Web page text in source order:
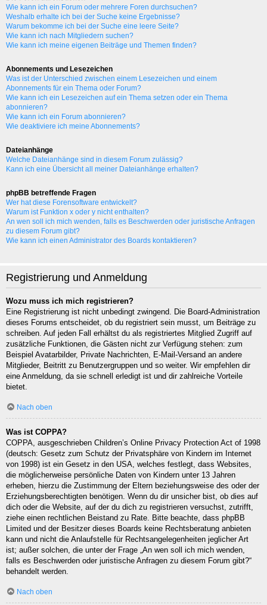
Wie kann ich ein Forum oder mehrere Foren durchsuchen?
Weshalb erhalte ich bei der Suche keine Ergebnisse?
Warum bekomme ich bei der Suche eine leere Seite?
Wie kann ich nach Mitgliedern suchen?
Wie kann ich meine eigenen Beiträge und Themen finden?
Abonnements und Lesezeichen
Was ist der Unterschied zwischen einem Lesezeichen und einem
Abonnements für ein Thema oder Forum?
Wie kann ich ein Lesezeichen auf ein Thema setzen oder ein Thema
abonnieren?
Wie kann ich ein Forum abonnieren?
Wie deaktiviere ich meine Abonnements?
Dateianhänge
Welche Dateianhänge sind in diesem Forum zulässig?
Kann ich eine Übersicht all meiner Dateianhänge erhalten?
phpBB betreffende Fragen
Wer hat diese Forensoftware entwickelt?
Warum ist Funktion x oder y nicht enthalten?
An wen soll ich mich wenden, falls es Beschwerden oder juristische Anfragen
zu diesem Forum gibt?
Wie kann ich einen Administrator des Boards kontaktieren?
Registrierung und Anmeldung
Wozu muss ich mich registrieren?
Eine Registrierung ist nicht unbedingt zwingend. Die Board-Administration
dieses Forums entscheidet, ob du registriert sein musst, um Beiträge zu
schreiben. Auf jeden Fall erhältst du als registriertes Mitglied Zugriff auf
zusätzliche Funktionen, die Gästen nicht zur Verfügung stehen: zum
Beispiel Avatarbilder, Private Nachrichten, E-Mail-Versand an andere
Mitglieder, Beitritt zu Benutzergruppen und so weiter. Wir empfehlen dir
eine Anmeldung, da sie schnell erledigt ist und dir zahlreiche Vorteile
bietet.
Nach oben
Was ist COPPA?
COPPA, ausgeschrieben Children’s Online Privacy Protection Act of 1998
(deutsch: Gesetz zum Schutz der Privatsphäre von Kindern im Internet
von 1998) ist ein Gesetz in den USA, welches festlegt, dass Websites,
die möglicherweise persönliche Daten von Kindern unter 13 Jahren
erheben, hierzu die Zustimmung der Eltern beziehungsweise des oder der
Erziehungsberechtigten benötigen. Wenn du dir unsicher bist, ob dies auf
dich oder die Website, auf der du dich zu registrieren versuchst, zutrifft,
ziehe einen rechtlichen Beistand zu Rate. Bitte beachte, dass phpBB
Limited und der Besitzer dieses Boards keine Rechtsberatung anbieten
kann und nicht die Anlaufstelle für Rechtsangelegenheiten jeglicher Art
ist; außer solchen, die unter der Frage „An wen soll ich mich wenden,
falls es Beschwerden oder juristische Anfragen zu diesem Forum gibt?“
behandelt werden.
Nach oben